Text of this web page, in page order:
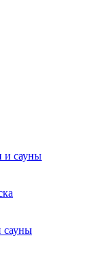
и сауны
сауны